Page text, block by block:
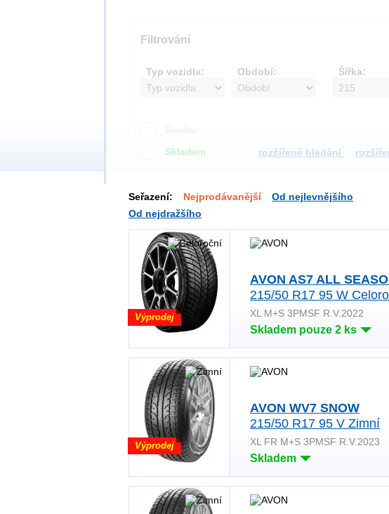
Filtrování
Typ vozidla: Období: Šířka:
Skladem
rozšířené hledání
Seřazení: Nejprodávanější
Od nejlevnějšího
Od nejdražšího
Výprodej
AVON AS7 ALL
215/50 R17 95 W
XL M+S 3PMSF R.V.2022
Skladem pouze 2 ks
Výprodej
AVON WV7 SNOW
215/50 R17 95 V Zimní
XL FR M+S 3PMSF R.V.2023
Skladem